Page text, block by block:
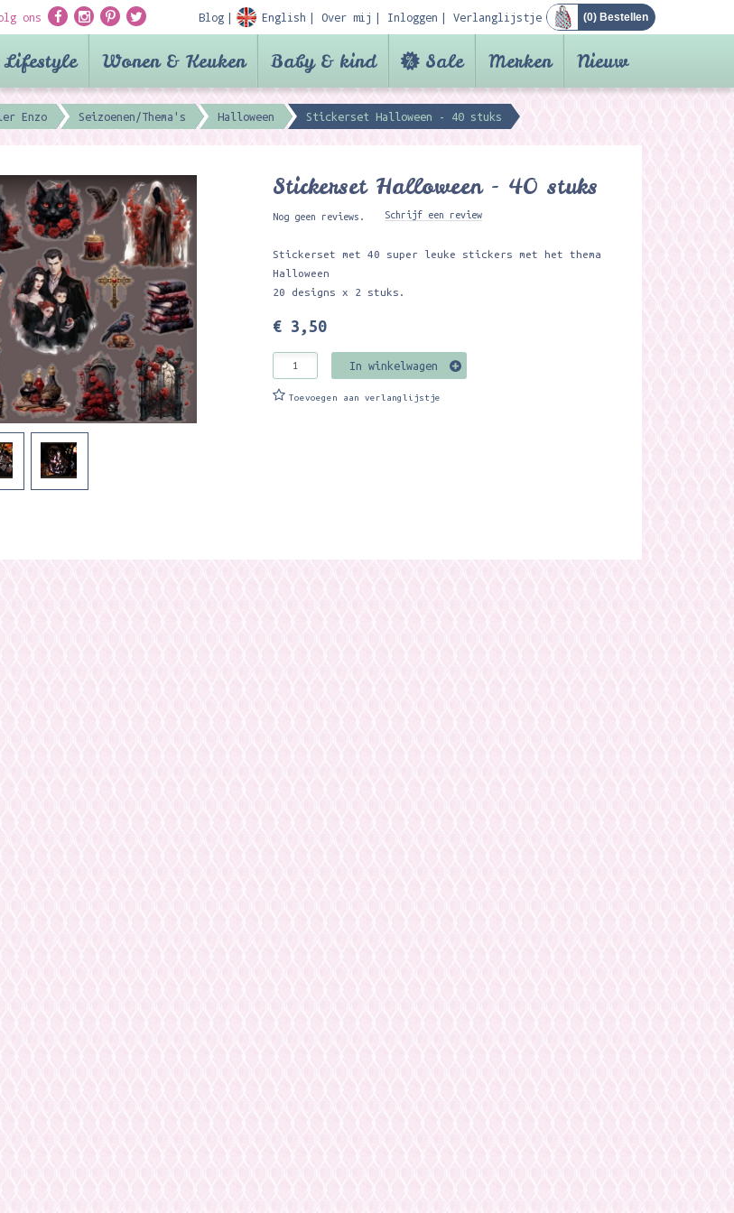
ons Blog English Over mij Inloggen Verlanglijstje (0) Bestellen
Wonen & Keuken Baby & kind Sale Merken Nieuw
Enzo Seizoenen/Thema's Halloween Stickerset Halloween - 40 stuks
Stickerset Halloween - 40 stuks
Nog geen reviews. Schrijf een review
Stickerset met 40 super leuke stickers met het thema
Halloween
20 designs x 2 stuks.
€ 3,50
In winkelwagen
Toevoegen aan verlanglijstje